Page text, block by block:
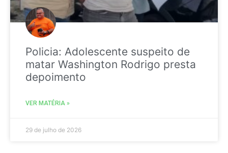
Policia: Adolescente suspeito de
matar Washington Rodrigo presta
depoimento
VER MATÉRIA »
29 de julho de 2026